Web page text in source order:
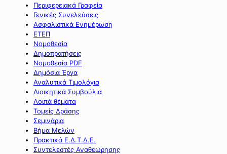
Περιφερειακά Γραφεία
Γενικές Συνελεύσεις
Ασφαλιστικά Ενημέρωση
ΕΤΕΠ
Νομοθεσία
Δημοπρατήσεις
Νομοθεσία PDF
Δημόσια Έργα
Αναλυτικά Τιμολόγια
Διοικητικά Συμβούλια
Λοιπά θέματα
Τομείς Δράσης
Σεμινάρια
Βήμα Μελών
Πρακτικά Ε.Δ.Τ.Δ.Ε.
Συντελεστές Αναθεώρησης